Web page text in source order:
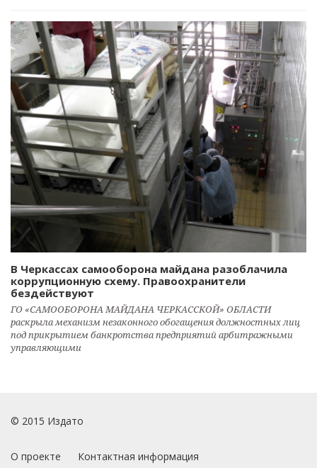
В Черкассах самооборона майдана разоблачила
коррупционную схему. Правоохранители
бездействуют
ГО «САМООБОРОНА МАЙДАНА ЧЕРКАССКОЙ» ОБЛАСТИ
раскрыла механизм незаконного обогащения должностных лиц
под прикрытием банкротства предприятий арбитражными
управляющими
© 2015 Издато
О проекте Контактная информация